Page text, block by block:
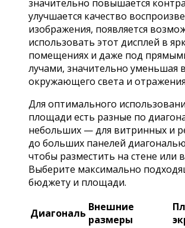
значительно повышается
улучшается качество
изображения, появляется
использовать этот дисплей в
помещениях и даже под
лучами, значительно уменьшая
окружающего света и
Для оптимального
площади есть разные по
небольших — для витринных и
до больших панелей
чтобы разместить на стене или
Выберите максимально
бюджету и площади.
Диагональ Внешние
размеры